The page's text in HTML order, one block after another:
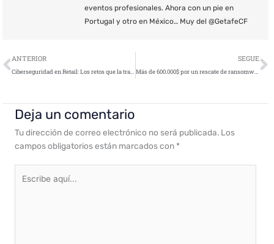
eventos profesionales. Ahora con un pie en
Portugal y otro en México… Muy del @GetafeCF
Ant
ANTERIOR
Ciberseguridad en Retail: Los retos que la transformación digital provoca en el sector retail
SEGUE
Más de 600.000$ por un rescate de ransomware en Florida
Deja un comentario
Tu dirección de correo electrónico no será publicada. Los
campos obligatorios están marcados con *
aquí...